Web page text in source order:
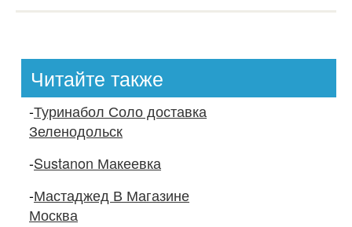
Читайте также
-Туринабол Соло доставка
Зеленодольск
-Sustanon Макеевка
-Мастаджед В Магазине
Москва